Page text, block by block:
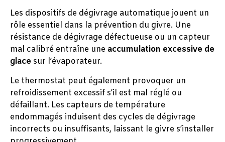
Les dispositifs de dégivrage automatique jouent un
rôle essentiel dans la prévention du givre. Une
résistance de dégivrage défectueuse ou un capteur
mal calibré entraîne une accumulation excessive de
glace sur l’évaporateur.
Le thermostat peut également provoquer un
refroidissement excessif s’il est mal réglé ou
défaillant. Les capteurs de température
endommagés induisent des cycles de dégivrage
incorrects ou insuffisants, laissant le givre s’installer